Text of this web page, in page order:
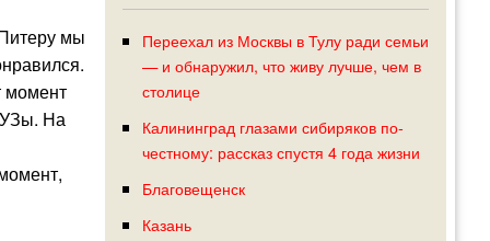
мы
момент
На
Переехал из Москвы в Тулу ради семьи
— и обнаружил, что живу лучше, чем в
столице
Калининград глазами сибиряков по-
честному: рассказ спустя 4 года жизни
Благовещенск
Казань